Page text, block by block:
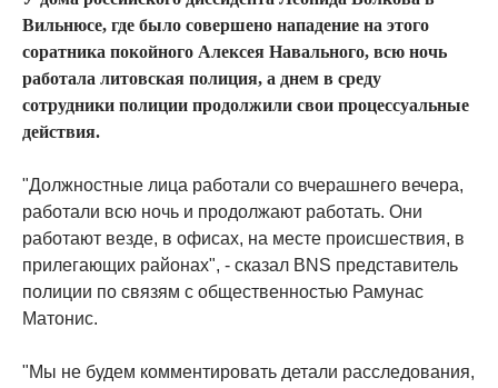
Вильнюсе, где было совершено нападение на этого
соратника покойного Алексея Навального, всю ночь
работала литовская полиция, а днем ​​в среду
сотрудники полиции продолжили свои процессуальные
действия.
"Должностные лица работали со вчерашнего вечера,
работали всю ночь и продолжают работать. Они
работают везде, в офисах, на месте происшествия, в
прилегающих районах", - сказал BNS представитель
полиции по связям с общественностью Рамунас
Матонис.
"Мы не будем комментировать детали расследования,